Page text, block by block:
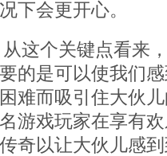
下会更开心。
个关键点看来，
的是可以使我们
难而吸引住大伙
游戏玩家在享有
奇以让大伙儿感